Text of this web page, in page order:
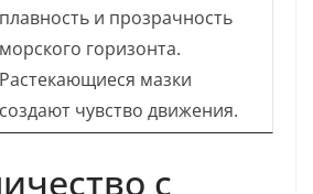
плавность и прозрачность
морского горизонта.
Растекающиеся мазки
создают чувство движения.
с